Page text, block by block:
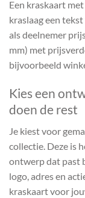
Een kraskaart
kraslaag een
als deelnemer
mm) met
bijvoorbeeld
Kies een
doen de rest
Je kiest voor
collectie. Deze is
ontwerp dat past
logo, adres en
kraskaart voor